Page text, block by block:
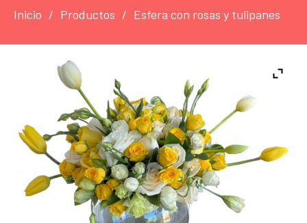
Inicio Productos Esfera con rosas y tulipanes